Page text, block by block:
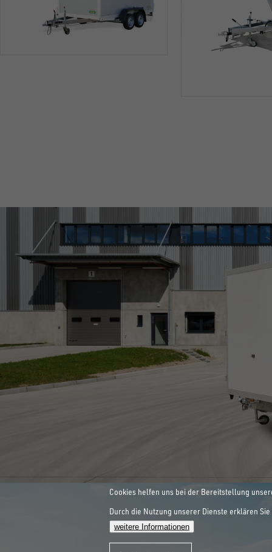
SONDERBAU
INNOVATIONEN SIND
ALLE ANZEIGEN
WORKLIFE
Cookies helfen uns bei der Bereitstellung
Durch die Nutzung unserer Dienste erklären
weitere Informationen